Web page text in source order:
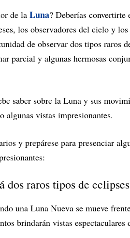
de la Luna? Deberías
los observadores del cielo y
de observar dos tipos raros
parcial y algunas hermosas
saber sobre la Luna y sus
algunas vistas impresionantes.
y prepárese para presenciar
dos raros tipos de
una Luna Nueva se mueve
brindarán vistas espectaculares